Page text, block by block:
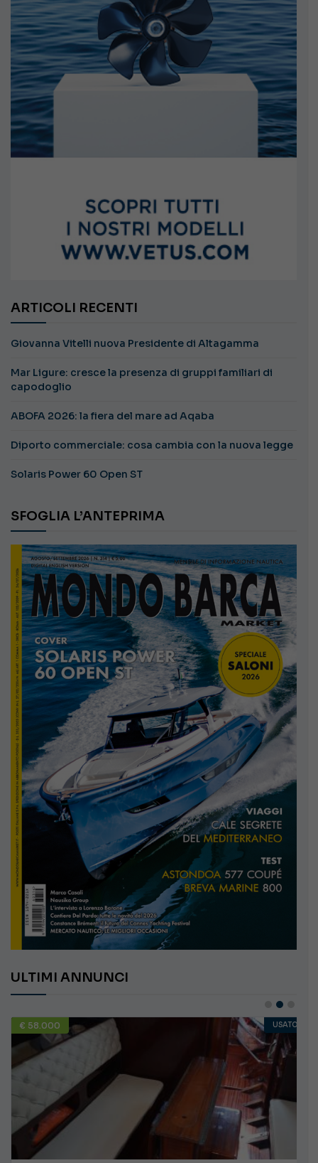
ARTICOLI RECENTI
Giovanna Vitelli nuova Presidente di Altagamma
Mar Ligure: cresce la presenza di gruppi familiari di
capodoglio
ABOFA 2026: la fiera del mare ad Aqaba
Diporto commerciale: cosa cambia con la nuova legge
Solaris Power 60 Open ST
SFOGLIA L’ANTEPRIMA
ULTIMI ANNUNCI
€ 58.000 USATO